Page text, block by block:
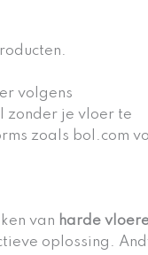
volgens
zonder je vloer te
zoals bol.com
van harde
oplossing.